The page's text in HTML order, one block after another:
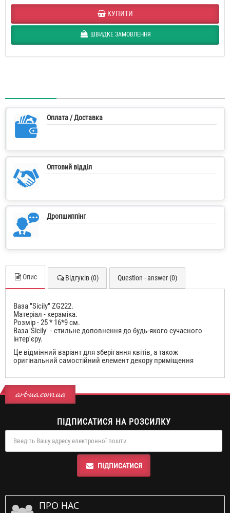
КУПИТИ
ШВИДКЕ ЗАМОВЛЕННЯ
Оплата / Доставка
Оптовий відділ
Дропшиппінг
Опис Відгуків (0) Question - answer (0)
Ваза "Sicily" ZG222.
Матеріал - кераміка.
Розмір - 25 * 16*9 см.
Ваза"Sicily" - стильне доповнення до будь-якого сучасного
інтер'єру.
Це відмінний варіант для зберігання квітів, а також
оригінальний самостійний елемент декору приміщення
art-ua.com.ua
ПІДПИСАТИСЯ НА РОЗСИЛКУ
ПІДПИСАТИСЯ
ПРО НАС